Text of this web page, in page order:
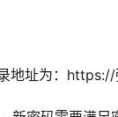
地址为：